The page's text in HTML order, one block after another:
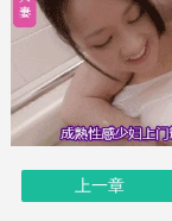
上一章